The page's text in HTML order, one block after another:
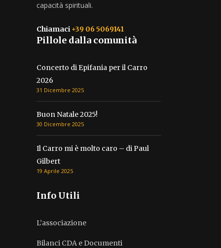
capacità spirituali.
Chiamaci +39 06 5069141
Pillole dalla comunità
Concerto di Epifania per il Carro
2026
31 Dicembre 2025
Buon Natale 2025!
30 Dicembre 2025
Il Carro mi è molto caro – di Paul
Gilbert
19 Aprile 2025
Info Utili
L’associazione
Bilanci CDA e Documenti